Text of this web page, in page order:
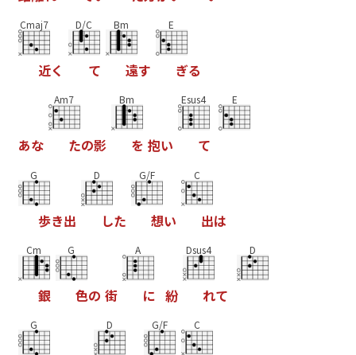
Cmaj7
近く
D/C
て
Bm
遠す
E
ぎる
あな
Am7
たの影
Bm
を 抱い
Esus4
て
E
G
歩き出
D
した
G/F
想い
C
出は
Cm
銀
G
色の 街
A
に 紛
Dsus4
れて
D
G D G/F C